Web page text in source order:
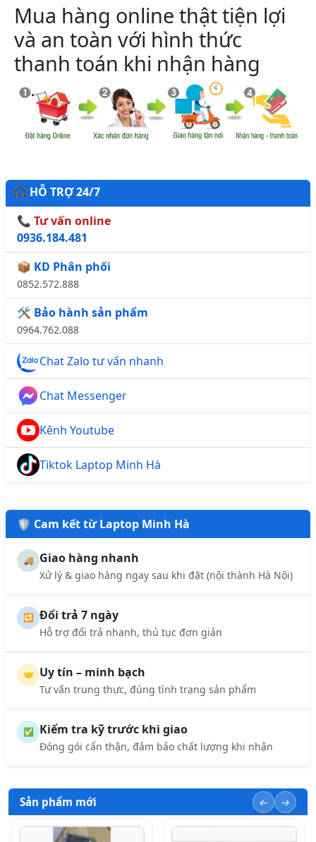
Mua hàng online thật tiện lợi
và an toàn với hình thức
thanh toán khi nhận hàng
🎧 HỖ TRỢ 24/7
📞 Tư vấn online
0936.184.481
📦 KD Phân phối
0852.572.888
🛠️ Bảo hành sản phẩm
0964.762.088
Chat Zalo tư vấn nhanh
Chat Messenger
Kênh Youtube
Tiktok Laptop Minh Hà
🛡️ Cam kết từ Laptop Minh Hà
🚚 Giao hàng nhanh
Xử lý & giao hàng ngay sau khi đặt (nội thành Hà Nội)
🔁 Đổi trả 7 ngày
Hỗ trợ đổi trả nhanh, thủ tục đơn giản
🤝 Uy tín – minh bạch
Tư vấn trung thực, đúng tình trạng sản phẩm
✅ Kiểm tra kỹ trước khi giao
Đóng gói cẩn thận, đảm bảo chất lượng khi nhận
Sản phẩm mới